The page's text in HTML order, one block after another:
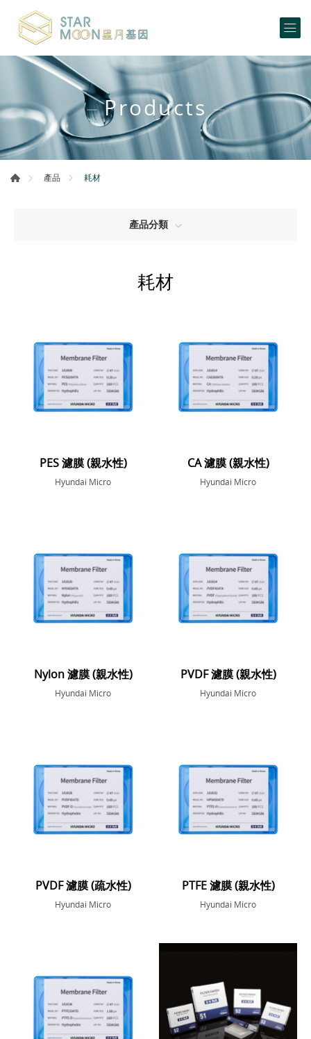
Products
產品 耗材
產品分類
耗材
PES 濾膜 (親水性)
Hyundai Micro
CA 濾膜 (親水性)
Hyundai Micro
Nylon 濾膜 (親水性)
Hyundai Micro
PVDF 濾膜 (親水性)
Hyundai Micro
PVDF 濾膜 (疏水性)
Hyundai Micro
PTFE 濾膜 (親水性)
Hyundai Micro